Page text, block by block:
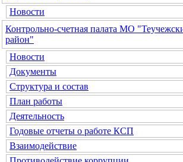
Новости
Контрольно-счетная палата МО
район"
Новости
Документы
Структура и состав
План работы
Деятельность
Годовые отчеты о работе КСП
Взаимодействие